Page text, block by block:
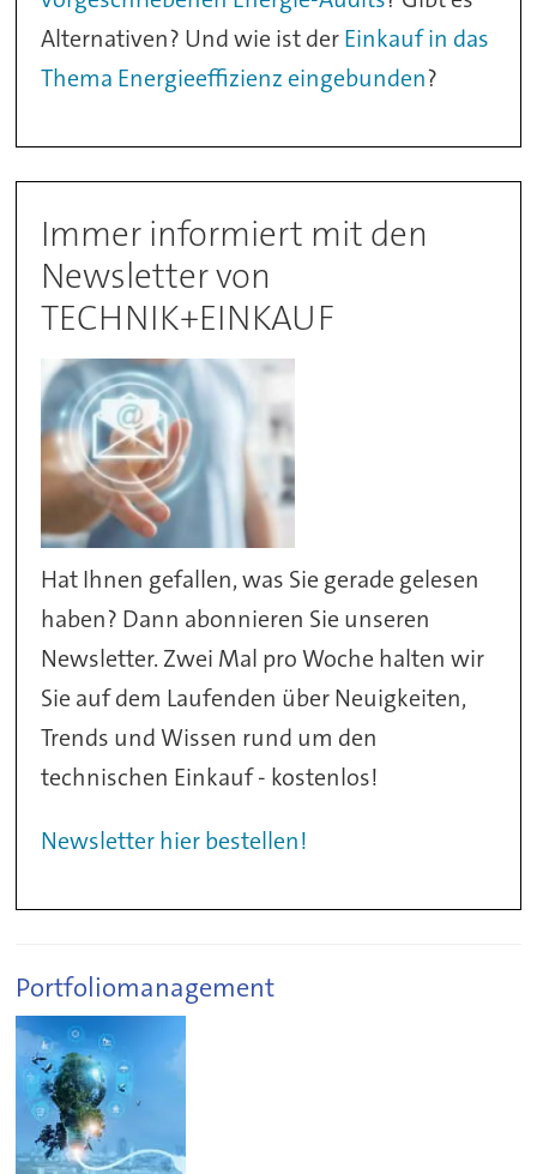
Alternativen? Und wie ist derEinkauf in das
Thema Energieeffizienz eingebunden?
Immer informiert mit den
Newsletter von
TECHNIK+EINKAUF
Hat Ihnen gefallen, was Sie gerade gelesen
haben? Dann abonnieren Sie unseren
Newsletter. Zwei Mal pro Woche halten wir
Sie auf dem Laufenden über Neuigkeiten,
Trends und Wissen rund um den
technischen Einkauf - kostenlos!
Newsletter hier bestellen!
Portfoliomanagement